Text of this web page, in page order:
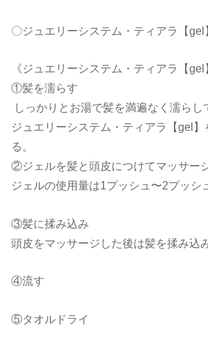
〇ジュエリーシステム・ティアラ【gel
《ジュエリーシステム・ティアラ【gel
①髪を濡らす
しっかりとお湯で髪を満遍なく濡らし
ジュエリーシステム・ティアラ【gel
る。
②ジェルを髪と頭皮につけてマッサー
ジェルの使用量は1プッシュ〜2プッシ
③髪に揉み込み
頭皮をマッサージした後は髪を揉み込
④流す
⑤タオルドライ